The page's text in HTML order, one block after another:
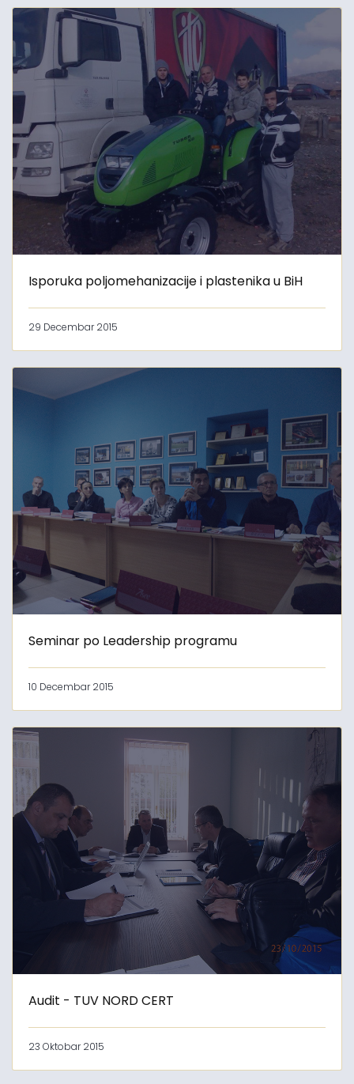
Isporuka poljomehanizacije i plastenika u BiH
29 Decembar 2015
Seminar po Leadership programu
10 Decembar 2015
Audit - TUV NORD CERT
23 Oktobar 2015